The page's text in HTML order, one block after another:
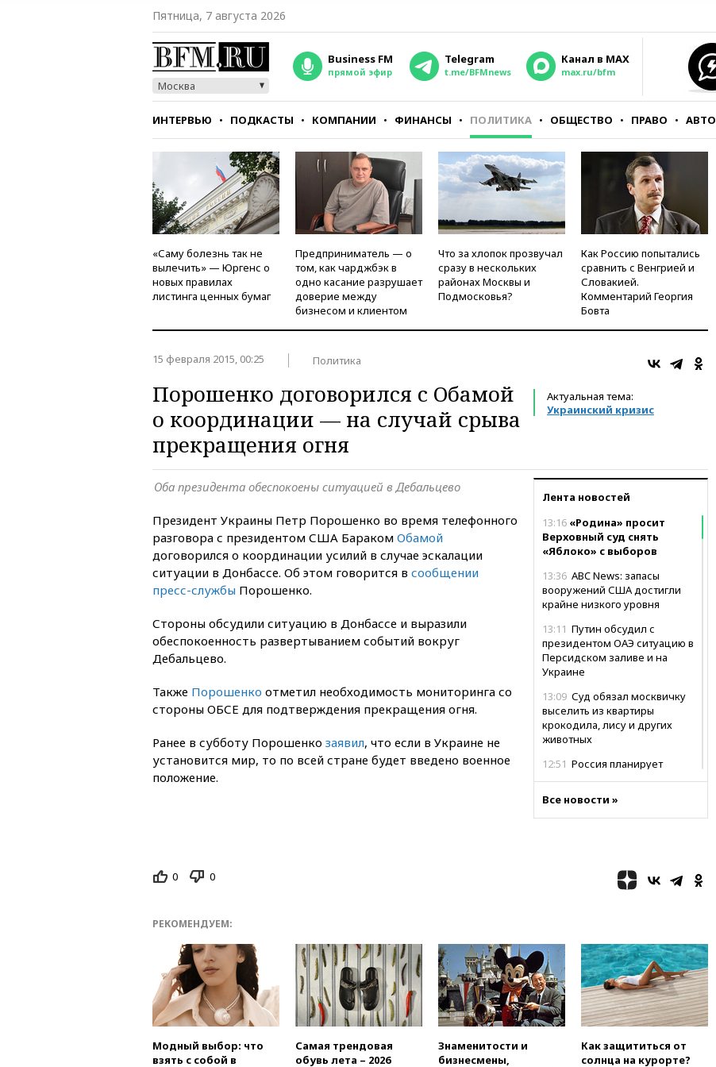
Пятница, 7 августа 2026
Москва
Business FM
прямой эфир
Telegram
t.me/BFMnews
Канал в MAX
max.ru/bfm
ИНТЕРВЬЮ ПОДКАСТЫ КОМПАНИИ ФИНАНСЫ ПОЛИТИКА ОБЩЕСТВО ПРАВО АВТО
СТИЛЬ ТЕСТЫ
«Саму болезнь так не
вылечить» — Юргенс о
новых правилах
листинга ценных бумаг
Предприниматель — о
том, как чарджбэк в
одно касание разрушает
доверие между
бизнесом и клиентом
Что за хлопок прозвучал
сразу в нескольких
районах Москвы и
Подмосковья?
Как Россию попытались
сравнить с Венгрией и
Словакией.
Комментарий Георгия
Бовта
15 февраля 2015, 00:25 Политика
Актуальная тема:
Украинский кризис
Порошенко договорился с Обамой
о координации — на случай срыва
прекращения огня
Лента новостей
13:16 «Родина» просит
Верховный суд снять
«Яблоко» с выборов
13:36 ABC News: запасы
вооружений США достигли
крайне низкого уровня
13:11 Путин обсудил с
президентом ОАЭ ситуацию в
Персидском заливе и на
Украине
13:09 Суд обязал москвичку
выселить из квартиры
крокодила, лису и других
животных
12:51 Россия планирует
Вьетнама
Российские войска
12:15
Минцифры РФ не
планирует вводить
ограничения на доступ детей
в соцсети
11:58
Резаи: Иран не допустит
Ормузском проливе
Все новости »
Оба президента обеспокоены ситуацией в Дебальцево
Президент Украины Петр Порошенко во время телефонного
разговора с президентом США Бараком Обамой
договорился о координации усилий в случае эскалации
ситуации в Донбассе. Об этом говорится в сообщении
пресс-службы Порошенко.
Стороны обсудили ситуацию в Донбассе и выразили
обеспокоенность развертыванием событий вокруг
Дебальцево.
Также Порошенко отметил необходимость мониторинга со
стороны ОБСЕ для подтверждения прекращения огня.
Ранее в субботу Порошенко заявил, что если в Украине не
установится мир, то по всей стране будет введено военное
положение.
0 0
РЕКОМЕНДУЕМ:
Модный выбор: что
взять с собой в
Самая трендовая
обувь лета – 2026
Знаменитости и
бизнесмены,
Как защититься от
солнца на курорте?